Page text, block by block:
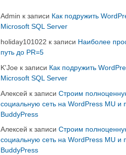
Admin к записи Как подружить
Microsoft SQL Server
holiday101022 к записи Наиболее
путь до PR=5
K'Joe к записи Как подружить
Microsoft SQL Server
Алексей к записи Строим
социальную сеть на WordPress MU и
BuddyPress
Алексей к записи Строим
социальную сеть на WordPress MU и
BuddyPress